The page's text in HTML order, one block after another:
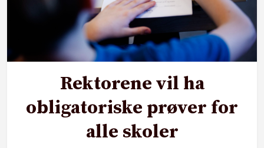
Rektorene vil ha
obligatoriske prøver for
alle skoler